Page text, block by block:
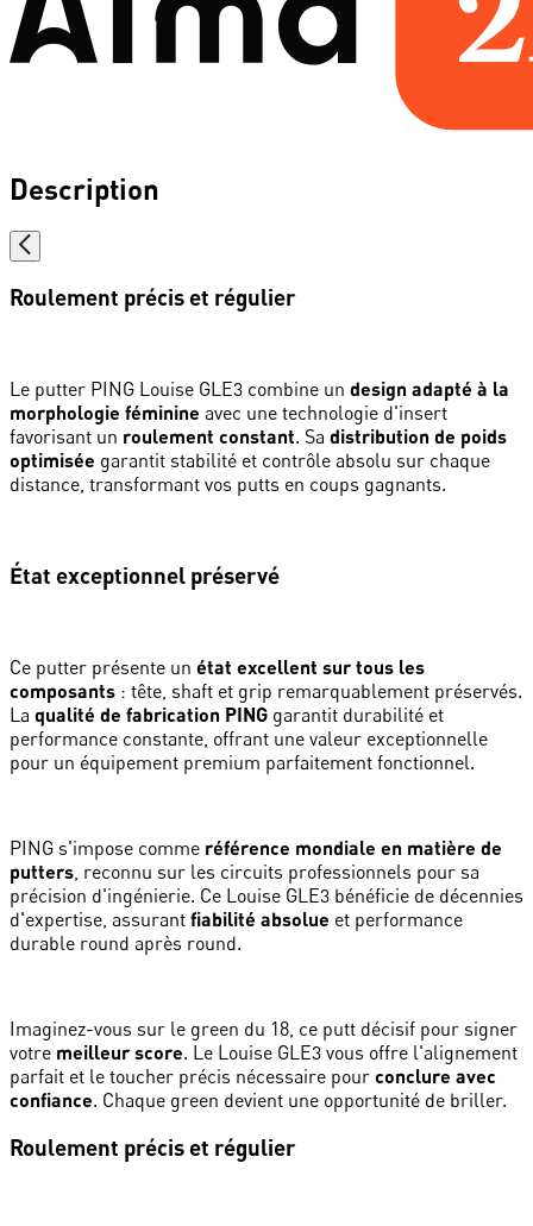
Description
Roulement précis et régulier
Le putter PING Louise GLE3 combine un design adapté à la
morphologie féminine avec une technologie d'insert
favorisant un roulement constant. Sa distribution de poids
optimisée garantit stabilité et contrôle absolu sur chaque
distance, transformant vos putts en coups gagnants.
État exceptionnel préservé
Ce putter présente un état excellent sur tous les
composants : tête, shaft et grip remarquablement préservés.
La qualité de fabrication PING garantit durabilité et
performance constante, offrant une valeur exceptionnelle
pour un équipement premium parfaitement fonctionnel.
PING s'impose comme référence mondiale en matière de
putters , reconnu sur les circuits professionnels pour sa
précision d'ingénierie. Ce Louise GLE3 bénéficie de décennies
d'expertise, assurant fiabilité absolue et performance
durable round après round.
Imaginez-vous sur le green du 18, ce putt décisif pour signer
votre meilleur score. Le Louise GLE3 vous offre l'alignement
parfait et le toucher précis nécessaire pour conclure avec
confiance. Chaque green devient une opportunité de briller.
Roulement précis et régulier